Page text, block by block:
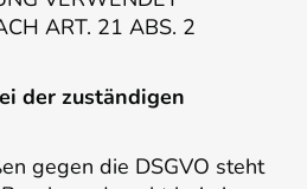
ART. 21 ABS. 2
der zuständigen
gegen die DSGVO steht